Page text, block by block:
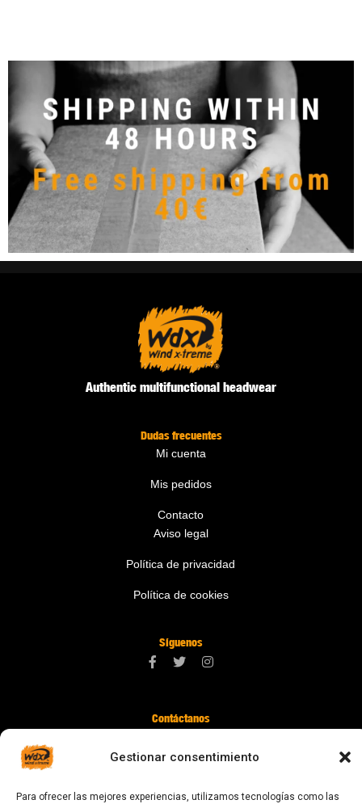
Gestionar consentimiento
Para ofrecer las mejores experiencias, utilizamos tecnologías como las
Authentic multifunctional headwear
Dudas frecuentes
Mi cuenta
Mis pedidos
Contacto
Aviso legal
Política de privacidad
Política de cookies
Síguenos
Contáctanos
08024 Barcelona